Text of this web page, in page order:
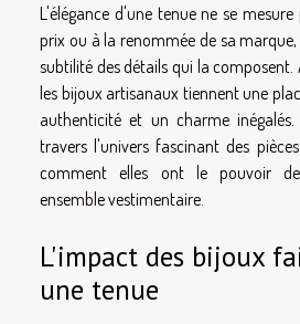
L'élégance d'une tenue ne se
prix ou à la renommée de sa
subtilité des détails qui la
les bijoux artisanaux tiennent une
authenticité et un charme inégalés.
travers l'univers fascinant des
comment elles ont le pouvoir
ensemble vestimentaire.
L'impact des bijoux
une tenue